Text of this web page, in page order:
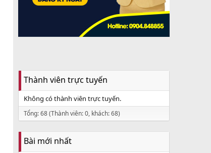
Thành viên trực tuyến
Không có thành viên trực tuyến.
Tổng: 68 (Thành viên: 0, khách: 68)
Bài mới nhất